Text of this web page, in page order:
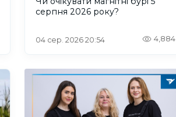
серпня 2026 року?
04 сер. 2026 20:54 4,884